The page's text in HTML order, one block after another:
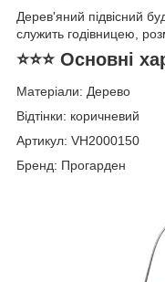
Дерев'яний підвісний
служить годівницею,
⭐⭐⭐ Основні
Матеріали: Дерево
Відтінки: коричневий
Артикул: VH2000150
Бренд: Прогарден